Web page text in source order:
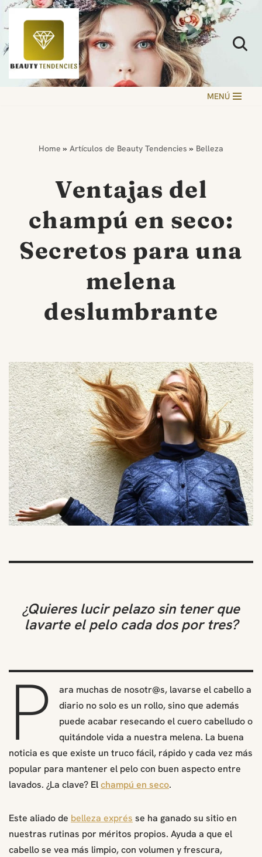
Saltar
contenido
MENÚ
Home » Artículos de Beauty Tendencies » Belleza
Ventajas del
champú en seco:
Secretos para una
melena
deslumbrante
¿Quieres lucir pelazo sin tener que
lavarte el pelo cada dos por tres?
P
ara muchas de nosotr@s, lavarse el cabello a
diario no solo es un rollo, sino que además
puede acabar resecando el cuero cabelludo o
quitándole vida a nuestra melena. La buena
noticia es que existe un truco fácil, rápido y cada vez más
popular para mantener el pelo con buen aspecto entre
lavados. ¿La clave? Elchampú en seco.
Este aliado de belleza exprés se ha ganado su sitio en
nuestras rutinas por méritos propios. Ayuda a que el
cabello se vea más limpio, con volumen y frescura,